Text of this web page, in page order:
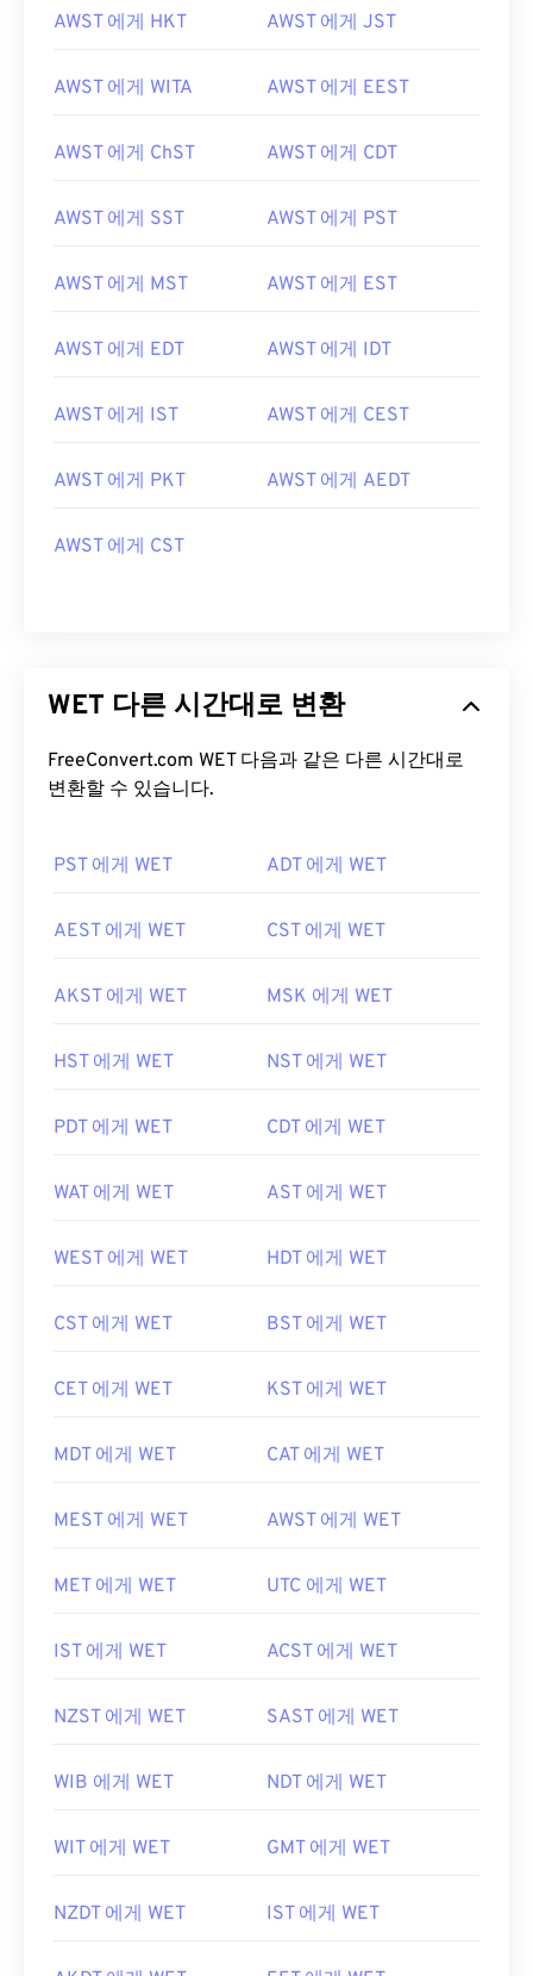
AWST 에게 HKT AWST 에게 JST
AWST 에게 WITA AWST 에게 EEST
AWST 에게 ChST AWST 에게 CDT
AWST 에게 SST AWST 에게 PST
AWST 에게 MST AWST 에게 EST
AWST 에게 EDT AWST 에게 IDT
AWST 에게 IST AWST 에게 CEST
AWST 에게 PKT AWST 에게 AEDT
AWST 에게 CST
WET 다른 시간대로 변환
FreeConvert.com WET 다음과 같은 다른 시간대로
변환할 수 있습니다.
PST 에게 WET ADT 에게 WET
AEST 에게 WET CST 에게 WET
AKST 에게 WET MSK 에게 WET
HST 에게 WET NST 에게 WET
PDT 에게 WET CDT 에게 WET
WAT 에게 WET AST 에게 WET
WEST 에게 WET HDT 에게 WET
CST 에게 WET BST 에게 WET
CET 에게 WET KST 에게 WET
MDT 에게 WET CAT 에게 WET
MEST 에게 WET AWST 에게 WET
MET 에게 WET UTC 에게 WET
IST 에게 WET ACST 에게 WET
NZST 에게 WET SAST 에게 WET
WIB 에게 WET NDT 에게 WET
WIT 에게 WET GMT 에게 WET
NZDT 에게 WET IST 에게 WET